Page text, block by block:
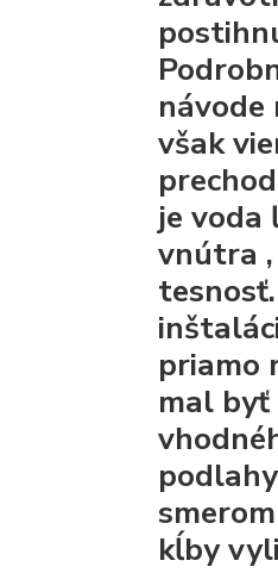
návode
však
je voda
vnútra
priamo
mal byť
kĺby